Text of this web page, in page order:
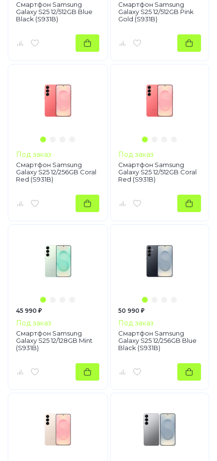
Смартфон Samsung
Galaxy S25 12/512GB Blue
Black (S931B)
Смартфон Samsung
Galaxy S25 12/512GB Pink
Gold (S931B)
Под заказ
Смартфон Samsung
Galaxy S25 12/256GB Coral
Red (S931B)
Под заказ
Смартфон Samsung
Galaxy S25 12/512GB Coral
Red (S931B)
45 990 ₽
Под заказ
Смартфон Samsung
Galaxy S25 12/128GB Mint
(S931B)
50 990 ₽
Под заказ
Смартфон Samsung
Galaxy S25 12/256GB Blue
Black (S931B)